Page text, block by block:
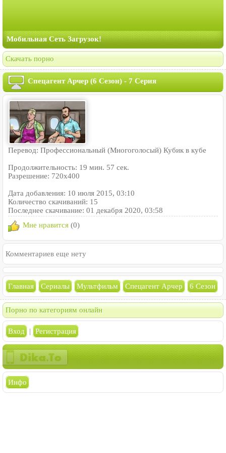
Мобильная Сеть Загрузок!
Скачать порно
Спецагент Арчер (6 Сезон) - 7 Серия
Перевод: Профессиональный (Многоголосый) Кубик в кубе
Продолжительность: 19 мин. 57 сек.
Разрешение: 720x400
Дата добавления: 10 июля 2015, 03:10
Количество скачиваний: 15
Последнее скачивание: 01 декабря 2020, 03:58
Мне нравится (0)
Комментариев еще нету
Главная Сериалы Мультфильм Спецагент Арчер 6 Сезон
Порно по категориям онлайн
Вход | Регистрация
Инфо